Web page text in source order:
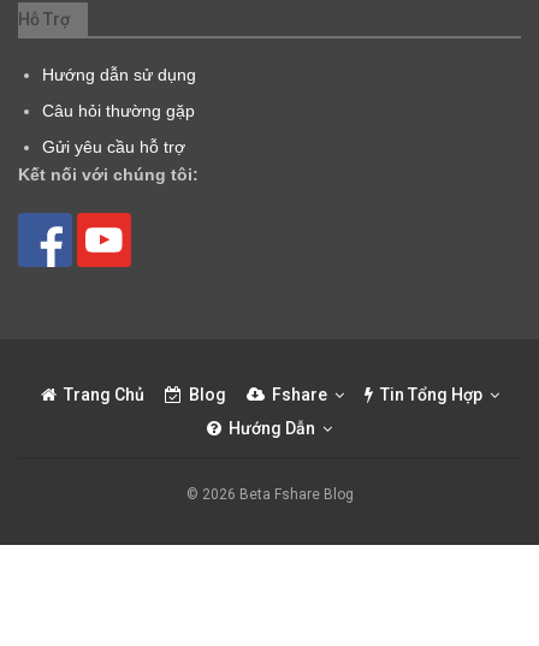
Hỗ Trợ
Hướng dẫn sử dụng
Câu hỏi thường gặp
Gửi yêu cầu hỗ trợ
Kết nối với chúng tôi:
Trang Chủ Blog Fshare
Tin Tổng Hợp
Hướng Dẫn
© 2026 Beta Fshare Blog